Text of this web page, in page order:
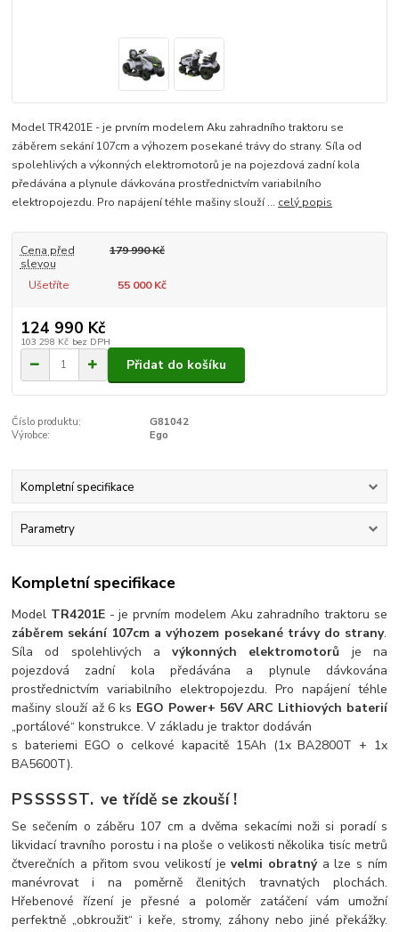
Model TR4201E - je prvním modelem Aku zahradního traktoru se
záběrem sekání 107cm a výhozem posekané trávy do strany. Síla od
spolehlivých a výkonných elektromotorů je na pojezdová zadní kola
předávána a plynule dávkována prostřednictvím variabilního
elektropojezdu. Pro napájení téhle mašiny slouží ... celý popis
Cena před
slevou
179 990 Kč
Ušetříte 55 000 Kč
124 990 Kč
103 298 Kč bez DPH
Přidat do košíku
Číslo produktu:
G81042
Výrobce:
Ego
Kompletní specifikace
Parametry
Kompletní specifikace
Model TR4201E - je prvním modelem Aku zahradního traktoru se
záběrem sekání 107cm a výhozem posekané trávy do strany.
Síla od spolehlivých avýkonných elektromotorů je na
pojezdová zadní kola předávána a plynule dávkována
prostřednictvím variabilního elektropojezdu. Pro napájení téhle
mašiny slouží až 6 ks EGO Power+ 56V ARC Lithiových baterií
„portálové“ konstrukce. V základu je traktor dodáván
s bateriemi EGO o celkové kapacitě 15Ah (1x BA2800T + 1x
BA5600T).
PSSSSST. ve třídě se zkouší !
Se sečením o záběru 107 cm a dvěma sekacími noži si poradí s
likvidací travního porostu i na ploše o velikosti několika tisíc metrů
čtverečních a přitom svou velikostí jevelmi obratnýa lze s ním
manévrovat i na poměrně členitých travnatých plochách.
Hřebenové řízení je přesné a poloměr zatáčení vám umožní
perfektně „obkroužit“ i keře, stromy, záhony nebo jiné překážky.